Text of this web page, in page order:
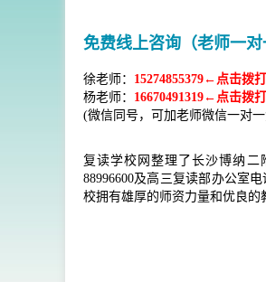
免费线上咨询（老师一对
徐老师： 15274855379←点击拨打
杨老师： 16670491319←点击拨打
(微信同号，可加老师微信一对
复读学校网整理了长沙博纳二
88996600及高三复读部办公室
校拥有雄厚的师资力量和优良的